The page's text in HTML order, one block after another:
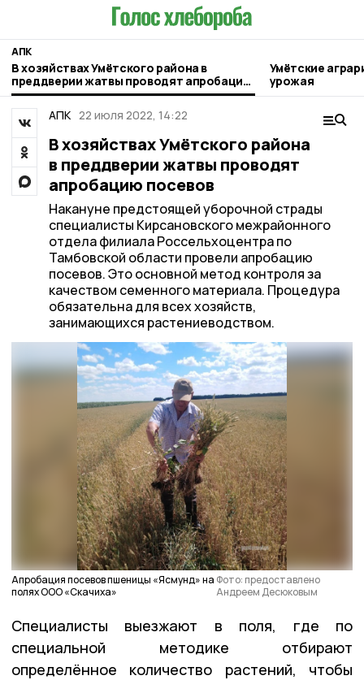
АПК
В хозяйствах Умётского района в
преддверии жатвы проводят апробацию
посевов
Умётские
урожая
АПК 22 июля 2022, 14:22
В хозяйствах Умётского района
в преддверии жатвы проводят
апробацию посевов
Накануне предстоящей уборочной страды
специалисты Кирсановского межрайонного
отдела филиала Россельхоцентра по
Тамбовской области провели апробацию
посевов. Это основной метод контроля за
качеством семенного материала. Процедура
обязательна для всех хозяйств,
занимающихся растениеводством.
Апробация посевов пшеницы «Ясмунд» на
полях ООО «Скачиха»
Фото: предоставлено
Андреем Десюковым
Специалисты выезжают в поля, где по
специальной методике отбирают
определённое количество растений, чтобы